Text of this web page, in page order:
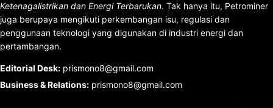
Ketenagalistrikan dan Energi Terbarukan. Tak hanya itu, Petrominer
juga berupaya mengikuti perkembangan isu, regulasi dan
penggunaan teknologi yang digunakan di industri energi dan
pertambangan.
Editorial Desk: prismono8@gmail.com
Business & Relations: prismono8@gmail.com